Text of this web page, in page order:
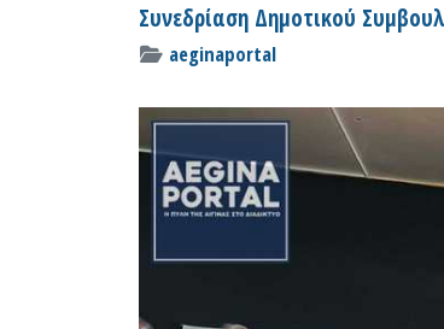
Συνεδρίαση Δημοτικού
aeginaportal